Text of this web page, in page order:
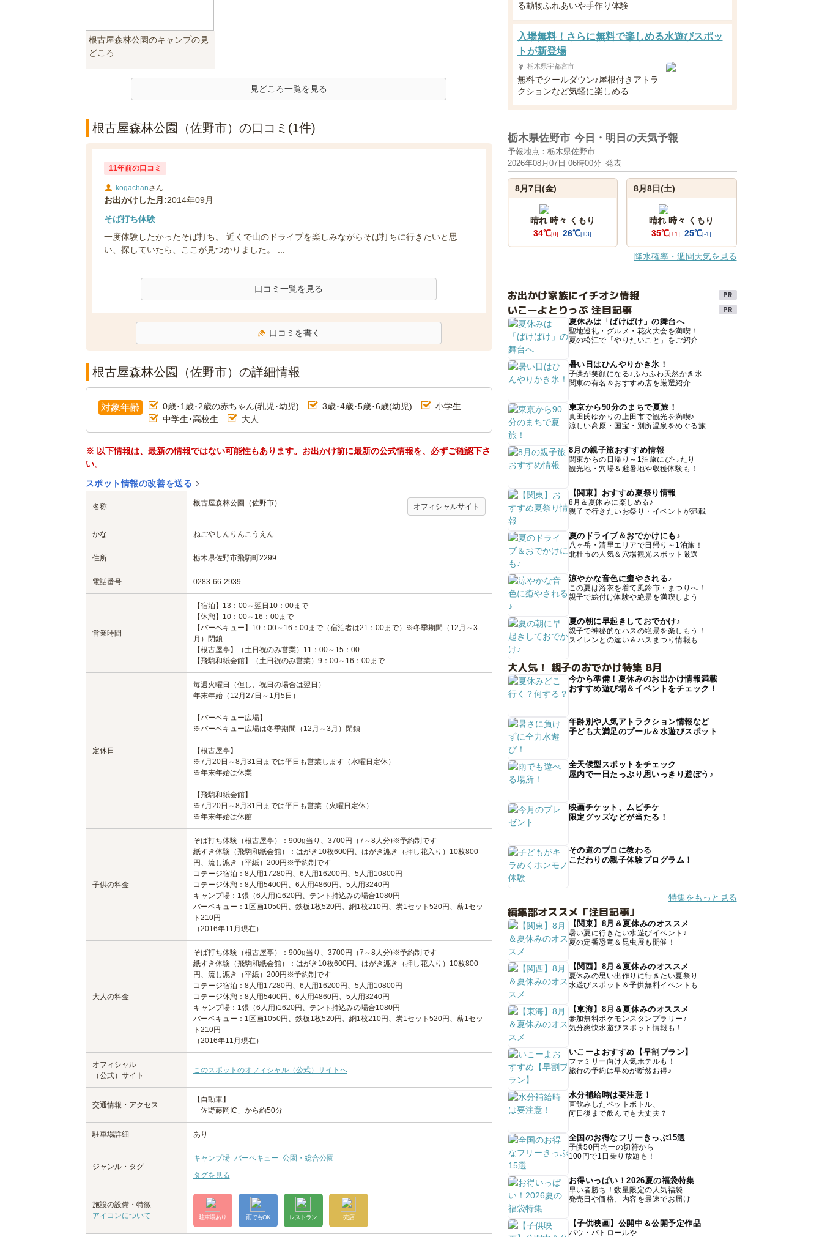
根古屋森林公園のキャンプの見
どころ
見どころ一覧を見る
根古屋森林公園（佐野市）の口コミ(1件)
11年前の口コミ
kogachanさん
お出かけした月:2014年09月
そば打ち体験
一度体験したかったそば打ち。 近くで山のドライブを楽しみながらそば打ちに行きたいと思
い、探していたら、ここが見つかりました。 ...
口コミ一覧を見る
口コミを書く
根古屋森林公園（佐野市）の詳細情報
対象年齢 0歳･1歳･2歳の赤ちゃん(乳児･幼児) 3歳･4歳･5歳･6歳(幼児)
小学生
中学生･高校生
大人
※ 以下情報は、最新の情報ではない可能性もあります。お出かけ前に最新の公式情報を、必ずご確認下さ
い。
スポット情報の改善を送る
名称 根古屋森林公園（佐野市） オフィシャルサイト
かな ねごやしんりんこうえん
住所 栃木県佐野市飛駒町2299
電話番号 0283-66-2939
営業時間
【宿泊】13：00～翌日10：00まで
【休憩】10：00～16：00まで
【バーベキュー】10：00～16：00まで（宿泊者は21：00まで）※冬季期間（12月～3
月）閉鎖
【根古屋亭】（土日祝のみ営業）11：00～15：00
【飛駒和紙会館】（土日祝のみ営業）9：00～16：00まで
定休日
毎週火曜日（但し、祝日の場合は翌日）
年末年始（12月27日～1月5日）
【バーベキュー広場】
※バーベキュー広場は冬季期間（12月～3月）閉鎖
【根古屋亭】
※7月20日～8月31日までは平日も営業します（水曜日定休）
※年末年始は休業
【飛駒和紙会館】
※7月20日～8月31日までは平日も営業（火曜日定休）
※年末年始は休館
子供の料金
そば打ち体験（根古屋亭）：900g当り、3700円（7～8人分)※予約制です
紙すき体験（飛駒和紙会館）：はがき10枚600円、はがき漉き（押し花入り）10枚800
円、流し漉き（平紙）200円※予約制です
コテージ宿泊：8人用17280円、6人用16200円、5人用10800円
コテージ休憩：8人用5400円、6人用4860円、5人用3240円
キャンプ場：1張（6人用)1620円、テント持込みの場合1080円
バーベキュー：1区画1050円、鉄板1枚520円、網1枚210円、炭1セット520円、薪1セッ
ト210円
（2016年11月現在）
大人の料金
そば打ち体験（根古屋亭）：900g当り、3700円（7～8人分)※予約制です
紙すき体験（飛駒和紙会館）：はがき10枚600円、はがき漉き（押し花入り）10枚800
円、流し漉き（平紙）200円※予約制です
コテージ宿泊：8人用17280円、6人用16200円、5人用10800円
コテージ休憩：8人用5400円、6人用4860円、5人用3240円
キャンプ場：1張（6人用)1620円、テント持込みの場合1080円
バーベキュー：1区画1050円、鉄板1枚520円、網1枚210円、炭1セット520円、薪1セッ
ト210円
（2016年11月現在）
オフィシャル
（公式）サイト
このスポットのオフィシャル（公式）サイトへ
交通情報・アクセス
【自動車】
「佐野藤岡IC」から約50分
駐車場詳細 あり
ジャンル・タグ
キャンプ場 バーベキュー 公園・総合公園
タグを見る
施設の設備・特徴
アイコンについて
駐車場あり 雨でもOK レストラン 売店
る動物ふれあいや手作り体験
入場無料！さらに無料で楽しめる水遊びスポッ
トが新登場
栃木県宇都宮市
無料でクールダウン♪屋根付きアトラ
クションなど気軽に楽しめる
栃木県佐野市 今日・明日の天気予報
予報地点：栃木県佐野市
2026年08月07日 06時00分 発表
8月7日(金)
晴れ 時々 くもり
34℃[0] 26℃[+3]
8月8日(土)
晴れ 時々 くもり
35℃[+1] 25℃[-1]
降水確率・週間天気を見る
お出かけ家族にイチオシ情報
いこーよとりっぷ 注目記事
夏休みは「ばけばけ」の舞台へ
聖地巡礼・グルメ・花火大会を満喫！
夏の松江で「やりたいこと」をご紹介
暑い日はひんやりかき氷！
子供が笑顔になる♪ふわふわ天然かき氷
関東の有名＆おすすめ店を厳選紹介
東京から90分のまちで夏旅！
真田氏ゆかりの上田市で観光を満喫♪
涼しい高原・国宝・別所温泉をめぐる旅
8月の親子旅おすすめ情報
関東からの日帰り～1泊旅にぴったり
観光地・穴場＆避暑地や収穫体験も！
【関東】おすすめ夏祭り情報
8月＆夏休みに楽しめる♪
親子で行きたいお祭り・イベントが満載
夏のドライブ＆おでかけにも♪
八ヶ岳・清里エリアで日帰り～1泊旅！
北杜市の人気＆穴場観光スポット厳選
涼やかな音色に癒やされる♪
この夏は浴衣を着て風鈴市・まつりへ！
親子で絵付け体験や絶景を満喫しよう
夏の朝に早起きしておでかけ♪
親子で神秘的なハスの絶景を楽しもう！
スイレンとの違い＆ハスまつり情報も
大人気！ 親子のおでかけ特集 8月
今から準備！夏休みのお出かけ情報満載
おすすめ遊び場＆イベントをチェック！
年齢別や人気アトラクション情報など
子ども大満足のプール＆水遊びスポット
全天候型スポットをチェック
屋内で一日たっぷり思いっきり遊ぼう♪
映画チケット、ムビチケ
限定グッズなどが当たる！
その道のプロに教わる
こだわりの親子体験プログラム！
特集をもっと見る
編集部オススメ「注目記事」
【関東】8月＆夏休みのオススメ
暑い夏に行きたい水遊びイベント♪
夏の定番恐竜＆昆虫展も開催！
【関西】8月＆夏休みのオススメ
夏休みの思い出作りに行きたい夏祭り
水遊びスポット＆子供無料イベントも
【東海】8月＆夏休みのオススメ
参加無料ポケモンスタンプラリー♪
気分爽快水遊びスポット情報も！
いこーよおすすめ【早割プラン】
ファミリー向け人気ホテルも！
旅行の予約は早めが断然お得♪
水分補給時は要注意！
直飲みしたペットボトル、
何日後まで飲んでも大丈夫？
全国のお得なフリーきっぷ15選
子供50円均一の切符から
100円で1日乗り放題も！
お得いっぱい！2026夏の福袋特集
早い者勝ち！数量限定の人気福袋
発売日や価格、内容を最速でお届け
【子供映画】公開中＆公開予定作品
パウ・パトロールや